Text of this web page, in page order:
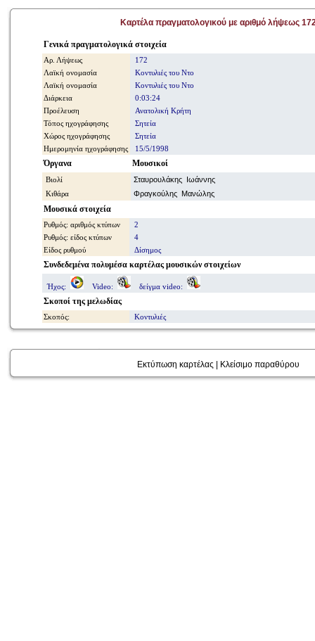
Καρτέλα πραγματολογικού με αριθμό λήψεως
Γενικά πραγματολογικά στοιχεία
Αρ. Λήψεως
172
Λαϊκή ονομασία
Κοντυλιές του Ντο
Λαϊκή ονομασία
Κοντυλιές του Ντο
Διάρκεια
0:03:24
Προέλευση
Ανατολική Κρήτη
Τόπος ηχογράφησης
Σητεία
Χώρος ηχογράφησης
Σητεία
Ημερομηνία ηχογράφησης
15/5/1998
Όργανα Μουσικοί
Βιολί
Σταυρουλάκης Ιωάννης
Κιθάρα
Φραγκούλης Μανώλης
Μουσικά στοιχεία
Ρυθμός: αριθμός κτύπων
2
Ρυθμός: είδος κτύπων
4
Είδος ρυθμού
Δίσημος
Συνδεδεμένα πολυμέσα καρτέλας μουσικών στοιχείων
Ήχος: Video: δείγμα video:
Σκοποί της μελωδίας
Σκοπός: Κοντυλιές
Εκτύπωση καρτέλας Κλείσιμο παραθύρου